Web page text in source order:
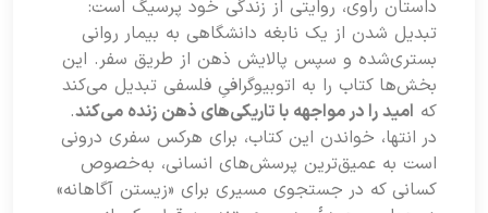
داستان راوی، روایتی از زندگی خود پرسیگ است:
تبدیل شدن از یک نابغه دانشگاهی به بیمار روانی
بستری‌شده و سپس پالایش ذهن از طریق سفر. این
بخش‌ها کتاب را به اتوبیوگرافیِ فلسفی تبدیل می‌کند
کهامید را در مواجهه با تاریکی‌های ذهن زنده می‌کند.
در انتها، خواندن این کتاب، برای هرکس سفری درونی
است به عمیق‌ترین پرسش‌های انسانی، به‌خصوص
کسانی که در جستجوی مسیری برای «زیستن آگاهانه»